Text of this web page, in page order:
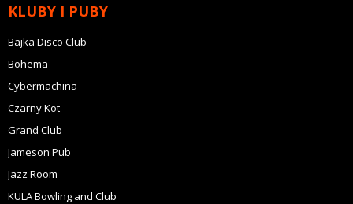
KLUBY I PUBY
Bajka Disco Club
Bohema
Cybermachina
Czarny Kot
Grand Club
Jameson Pub
Jazz Room
KULA Bowling and Club